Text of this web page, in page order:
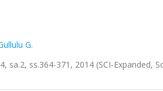
G.
sa.2, ss.364-371, 2014 (SCI-Expanded,